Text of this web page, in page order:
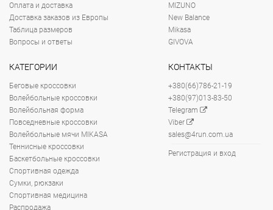
Оплата и доставка
Доставка заказов из Европы
Таблица размеров
Вопросы и ответы
MIZUNO
New Balance
Mikasa
GIVOVA
КАТЕГОРИИ
Беговые кроссовки
Волейбольные кроссовки
Волейбольная форма
Повседневные кроссовки
Волейбольные мячи MIKASA
Теннисные кроссовки
Баскетбольные кроссовки
Спортивная одежда
Сумки, рюкзаки
Спортивная медицина
Распродажа
КОНТАКТЫ
+380(66)786-21-19
+380(97)013-83-50
Telegram
Viber
sales@4run.com.ua
Регистрация и вход